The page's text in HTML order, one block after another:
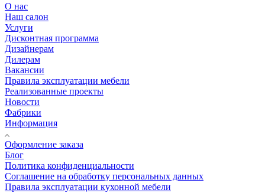
О нас
Наш салон
Услуги
Дисконтная программа
Дизайнерам
Дилерам
Вакансии
Правила эксплуатации мебели
Реализованные проекты
Новости
Фабрики
Информация
Оформление заказа
Блог
Политика конфиденциальности
Соглашение на обработку персональных данных
Правила эксплуатации кухонной мебели